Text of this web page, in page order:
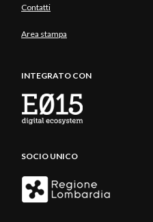
Contatti
Area stampa
INTEGRATO CON
SOCIO UNICO